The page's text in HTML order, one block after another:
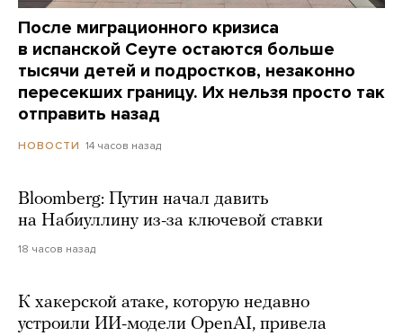
После миграционного кризиса
в испанской Сеуте остаются больше
тысячи детей и подростков, незаконно
пересекших границу. Их нельзя просто так
отправить назад
НОВОСТИ 14 часов назад
Bloomberg: Путин начал давить
на Набиуллину из-за ключевой ставки
18 часов назад
К хакерской атаке, которую недавно
устроили ИИ-модели OpenAI, привела